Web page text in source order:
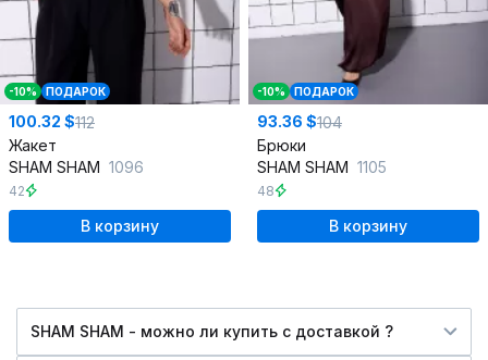
-10% ПОДАРОК
100.32 $112
Жакет
SHAM SHAM 1096
42
В корзину
-10% ПОДАРОК
93.36 $104
Брюки
SHAM SHAM 1105
48
В корзину
SHAM SHAM - можно ли купить c доставкой ?